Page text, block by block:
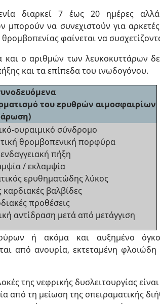
διαρκεί 7 έως 20 ημέρες
μπορούν να συνεχιστούν για
θρομβοπενίας φαίνεται να
και ο αριθμών των λευκοκυττάρων
και τα επίπεδα του ινωδογόνου.
του ερυθρών αιμοσφαιρίων
ουραιμικό σύνδρομο
θρομβοπενική πορφύρα
πήξη
/ εκλαμψία
ερυθηματώδης λύκος
καρδιακές βαλβίδες
προθέσεις
αντίδραση μετά από μετάγγιση
ή ακόμα και αυξημένο
από ανουρία, εκτεταμένη
της νεφρικής δυσλειτουργίας
από τη μείωση της σπειραματικής